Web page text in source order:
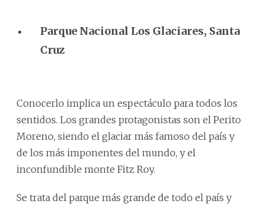
Parque Nacional Los Glaciares, Santa
Cruz
Conocerlo implica un espectáculo para todos los
sentidos. Los grandes protagonistas son el Perito
Moreno, siendo el glaciar más famoso del país y
de los más imponentes del mundo, y el
inconfundible monte Fitz Roy.
Se trata del parque más grande de todo el país y